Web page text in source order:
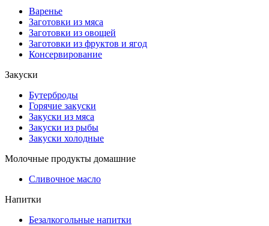
Варенье
Заготовки из мяса
Заготовки из овощей
Заготовки из фруктов и ягод
Консервирование
Закуски
Бутерброды
Горячие закуски
Закуски из мяса
Закуски из рыбы
Закуски холодные
Молочные продукты домашние
Сливочное масло
Напитки
Безалкогольные напитки